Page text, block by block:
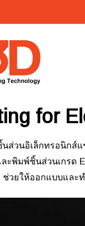
for
ส่วนอิเล็กทรอนิกส์
ะพิมพ์ชิ้นส่วนเกรด
วยให้ออกแบบและ